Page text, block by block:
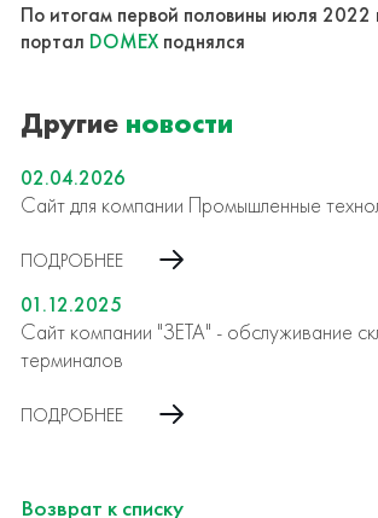
По итогам первой половины июля 2022
портал DOMEX поднялся
Другие новости
02.04.2026
Сайт для компании Промышленные
ПОДРОБНЕЕ
01.12.2025
Сайт компании "ЗЕТА" - обслуживание
терминалов
ПОДРОБНЕЕ
Возврат к списку